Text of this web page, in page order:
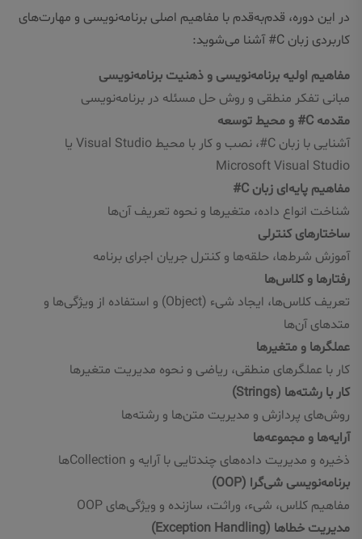
در این دوره، قدم‌به‌قدم با مفاهیم اصلی برنامه‌نویسی و مهارت‌های
کاربردی زبان C# آشنا می‌شوید:
مفاهیم اولیه برنامه‌نویسی و ذهنیت برنامه‌نویسی
مبانی تفکر منطقی و روش حل مسئله در برنامه‌نویسی
مقدمه C# و محیط توسعه
آشنایی با زبان C#، نصب و کار با محیط Visual Studio یا
Microsoft Visual Studio
مفاهیم پایه‌ای زبان C#
شناخت انواع داده، متغیرها و نحوه تعریف آن‌ها
ساختارهای کنترلی
آموزش شرط‌ها، حلقه‌ها و کنترل جریان اجرای برنامه
رفتارها و کلاس‌ها
تعریف کلاس‌ها، ایجاد شیء (Object) و استفاده از ویژگی‌ها و
متدهای آن‌ها
عملگرها و متغیرها
کار با عملگرهای منطقی، ریاضی و نحوه مدیریت متغیرها
کار با رشته‌ها (Strings)
روش‌های پردازش و مدیریت متن‌ها و رشته‌ها
آرایه‌ها و مجموعه‌ها
ذخیره و مدیریت داده‌های چندتایی با آرایه و Collectionها
برنامه‌نویسی شی‌گرا (OOP)
مفاهیم کلاس، شیء، وراثت، سازنده و ویژگی‌های OOP
مدیریت خطاها (Exception Handling)